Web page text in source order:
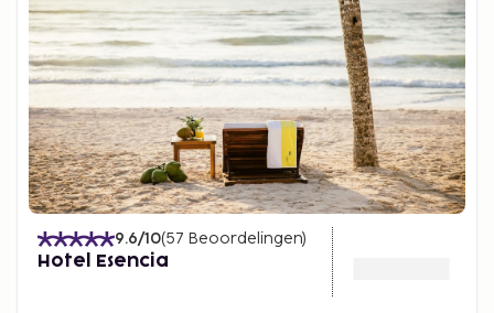
9.6/10(57 Beoordelingen)
Hotel Esencia